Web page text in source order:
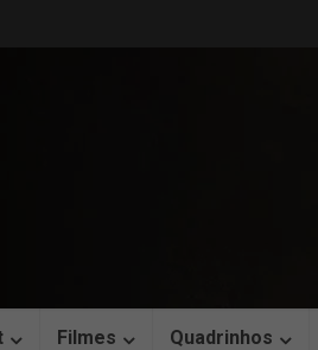
Filmes Quadrinhos